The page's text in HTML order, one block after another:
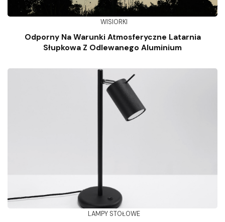
WISIORKI
Odporny Na Warunki Atmosferyczne Latarnia
Słupkowa Z Odlewanego Aluminium
LAMPY STOŁOWE